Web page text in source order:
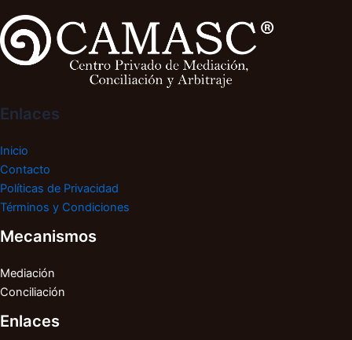
Enlaces
Inicio
Contacto
Políticas de Privacidad
Términos y Condiciones
Mecanismos
Mediación
Conciliación
Enlaces